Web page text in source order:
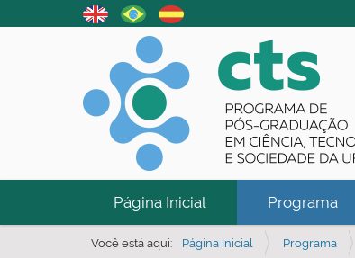
Página Inicial Programa
Você está aqui: Página Inicial Programa